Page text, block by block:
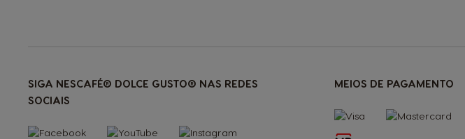
SIGA NESCAFÉ® DOLCE GUSTO® NAS REDES
SOCIAIS
MEIOS DE PAGAMENTO